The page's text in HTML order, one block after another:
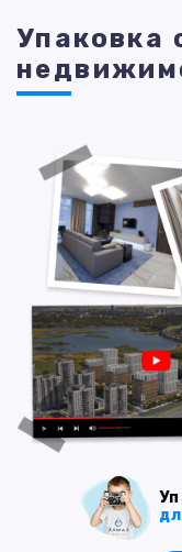
Упаковка